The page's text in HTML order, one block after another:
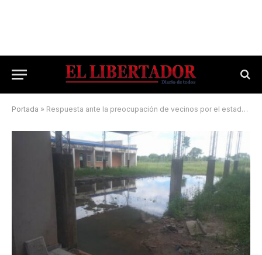
Portada » Respuesta ante la preocupación de vecinos por el estado de las escuelas